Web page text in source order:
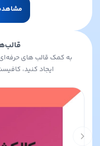
به کمک قالب های
ایجاد کنید،
Previous slide